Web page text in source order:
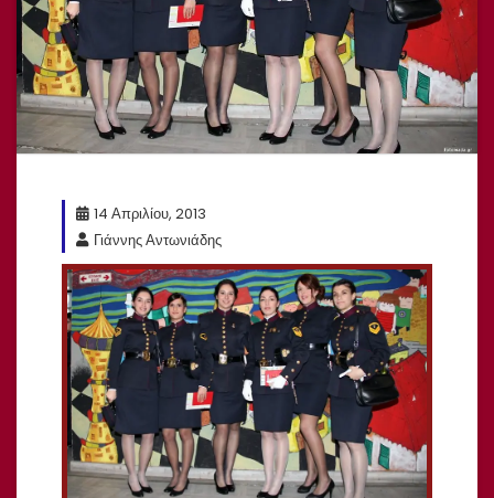
14 Απριλίου, 2013
Γιάννης Αντωνιάδης